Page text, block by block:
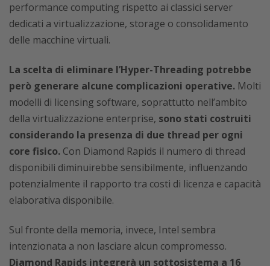
performance computing rispetto ai classici server
dedicati a virtualizzazione, storage o consolidamento
delle macchine virtuali.
La scelta di eliminare l’Hyper-Threading potrebbe
però generare alcune complicazioni operative. Molti
modelli di licensing software, soprattutto nell’ambito
della virtualizzazione enterprise, sono stati costruiti
considerando la presenza di due thread per ogni
core fisico. Con Diamond Rapids il numero di thread
disponibili diminuirebbe sensibilmente, influenzando
potenzialmente il rapporto tra costi di licenza e capacità
elaborativa disponibile.
Sul fronte della memoria, invece, Intel sembra
intenzionata a non lasciare alcun compromesso.
Diamond Rapids integrerà un sottosistema a 16